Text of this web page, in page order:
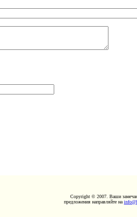
Copyright © 2007. Ваши
предложения направляйте на